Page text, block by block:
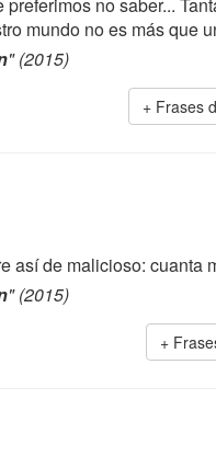
mundo no es más que
" (2015)
+ Frases
así de malicioso: cuanta
" (2015)
+